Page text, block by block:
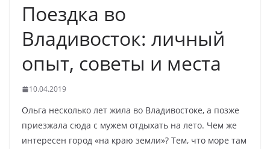
Поездка во
Владивосток: личный
опыт, советы и места
10.04.2019
Ольга несколько лет жила во Владивостоке, а позже
приезжала сюда с мужем отдыхать на лето. Чем же
интересен город «на краю земли»? Тем, что море там